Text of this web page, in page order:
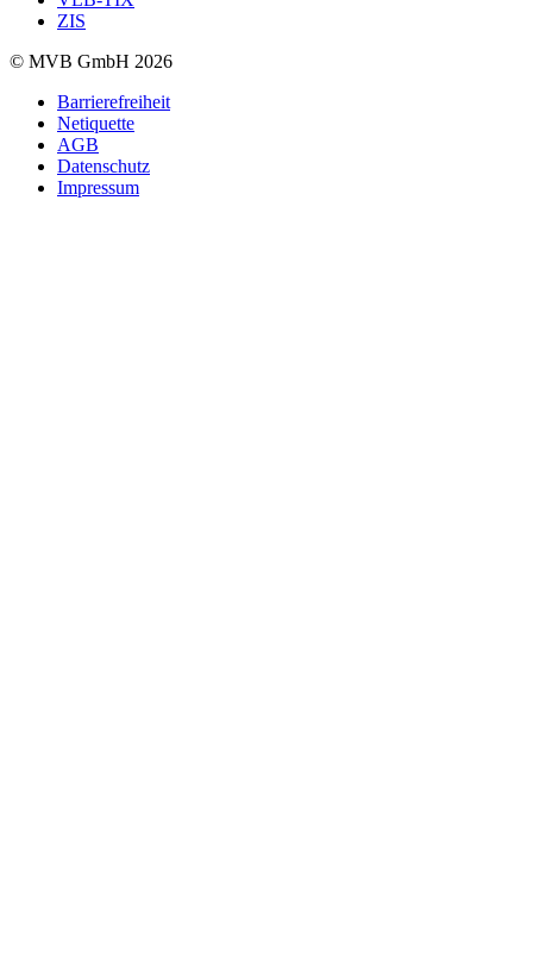
ZIS
© MVB GmbH 2026
Barrierefreiheit
Netiquette
AGB
Datenschutz
Impressum